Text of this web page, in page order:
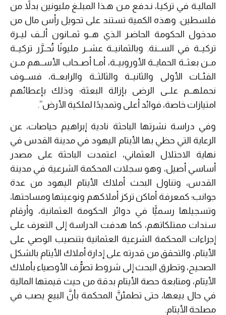
الماليـة في تركيـا، نـدفع مـن هـذا المبلـغ مليونين بدلاً من
فلسطين. وهذه الكمية تستند على تحويل رأس مال من
مدخول الحكومة الحاضـر الـذي هــو ثمــانون ألــف ليــرة
تركيــة في الســنة. وبالثمانيــة عشــر مليونًا تُحــرَّر تركيــة
مــن بعثــة الحمايــة الأوروبيــة، أمــا أصــحاب الأســهم مــن
الفئــات الأولى والثانيــة والثالثــة والرابعــة، فســوف
نحملهــم علــى الرضى بإزالة البعثة؛ وذلك بإعطائهم
امتيازات خاصة، فوائد أعلى وتمديدًا لملكية الأرض”.
وفي دراسة نشرتها الباحثة نادية إبراهيم حياصات، عن
الرعاية التي حظي بها الأيتام اليهود في مدينة القدس في
نهاية الاحتلال العثماني، اعتمدت الباحثة على مصدر
أساسي أصيل، وهو سجلات المحكمة الشرعية في مدينة
القدس، وتناول البحث أملاك الأيتام اليهود من عدة
جوانب؛ كمعرفة أماكن تركز أملاكهم ونوعيتها ومساحتها،
وتسجيلها رسميًّا في دوائر الحكومة العثمانية، وأرقام
سندات ممتلكاتهم، كما هدفت الدراسة إلى التعرف على
إجراءات المحكمة الشرعية العثمانية بتنصيب الوصي على
الأيتام، والتحقق من قدرته على إدارة أملاك الأيتام بالشكل
الصحيح، وتطرق البحث إلى شروط تصرُّف الأوصياء بأملاك
الأيتام، ومتابعة حصة الأيتام بدقة من حيث قيمتها المالية
في حال بيعها، حتى تطمئنَّ المحكمة بأنَّ البيع يصب في
مصلحة الأيتام.